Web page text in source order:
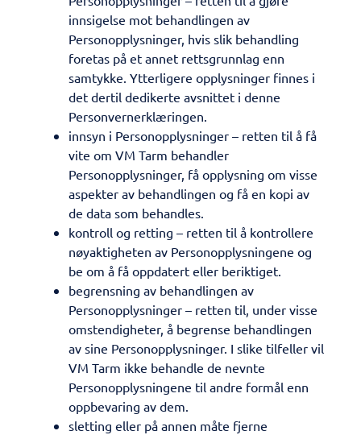
innsigelse mot behandlingen av
Personopplysninger, hvis slik behandling
foretas på et annet rettsgrunnlag enn
samtykke. Ytterligere opplysninger finnes i
det dertil dedikerte avsnittet i denne
Personvernerklæringen.
innsyn i Personopplysninger – retten til å få
vite om VM Tarm behandler
Personopplysninger, få opplysning om visse
aspekter av behandlingen og få en kopi av
de data som behandles.
kontroll og retting – retten til å kontrollere
nøyaktigheten av Personopplysningene og
be om å få oppdatert eller beriktiget.
begrensning av behandlingen av
Personopplysninger – retten til, under visse
omstendigheter, å begrense behandlingen
av sine Personopplysninger. I slike tilfeller vil
VM Tarm ikke behandle de nevnte
Personopplysningene til andre formål enn
oppbevaring av dem.
sletting eller på annen måte fjerne